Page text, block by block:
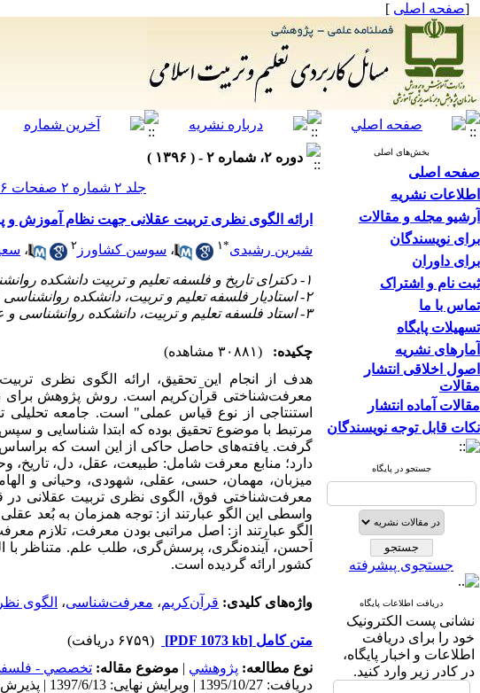
[صفحه اصلی ]
بخش‌های اصلی
صفحه اصلی
اطلاعات نشریه
آرشیو مجله و مقالات
برای نویسندگان
برای داوران
ثبت نام و اشتراک
تماس با ما
تسهیلات پایگاه
آمارهای نشریه
اصول اخلاقی انتشار
مقالات
مقالات آماده انتشار
نکات قابل توجه نویسندگان
جستجو در پایگاه
جستجوی پیشرفته
دریافت اطلاعات پایگاه
نشانی پست الکترونیک
خود را برای دریافت
اطلاعات و اخبار پایگاه،
در کادر زیر وارد کنید.
دوره ۲، شماره ۲ - ( ۱۳۹۶ )
جلد ۲ شماره ۲ صفحات ۳۶-۷
ارائه الگوی نظری تربیت عقلانی جهت نظام
شیرین رشیدی*۱ ، سوسن کشاورز ۲ ،
۱- دکترای تاریخ و فلسفه تعلیم و تربیت دانشکده روانشناسی و علوم تربیتی، دانشگاه خوارزمی ،
۲- استادیار فلسفه تعلیم و تربیت، دانشکده روانشناسی و علوم تربیتی، دانشگاه خوارزمی
۳- استاد فلسفه تعلیم و تربیت، دانشکده روانشناسی و علوم تربیتی، دانشگاه علامه طباطبایی
چکیده:
(۳۰۸۸۱ مشاهده)
هدف
از انجام این تحقیق،
ارائه الگوی نظری
معرفت‌شناختی قرآن‌کریم ا ست. روش پژوهش برای
استنتاجی از نوع قیاس عملی" است. جامعه تحلیلی
مرتبط با موضوع تحقیق بوده که ابتدا شناسایی و
گرفت. یافته‌های حاصل حاکی از این است که
دارد؛ منابع معرفت شامل: طبیعت، عقل، دل،
میزبان، مهمان، حسی، عقلی، شهودی، وحیانی و
معرفت‌شناختی فوق، الگوی نظری تربیت عقلانی
واسطی این الگو عبارتند از:توجه همزمان به بُعد عقلی
الگو عبارتند از: اصل مراتبی بودن معرفت، تلازم
اَحسن، آینده‌نگری، پرسش‌گری، طلب علم. متناظر با
کشور ارائه گردیده است.
واژه‌های کلیدی: قرآن‌کریم، معرفت‌شناسی، الگوی
متن کامل [PDF 1073 kb]
(۶۷۵۹ دریافت)
نوع مطالعه: پژوهشي | موضوع مقاله: تخصصي -
دریافت: 1395/10/27 | ویرایش نهایی: 1397/6/13 | پذیرش: 1396/5/2 | انتشار: 1396/8/7 | انتشار الکترونیک: 1396/8/7